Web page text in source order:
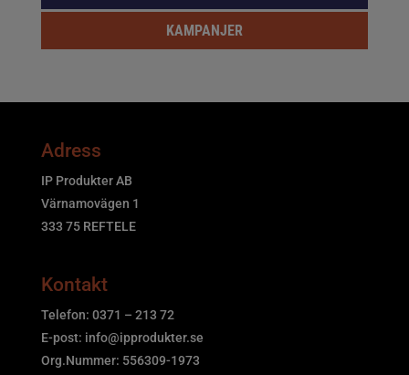
KAMPANJER
Adress
IP Produkter AB
Värnamovägen 1
333 75 REFTELE
Kontakt
Telefon: 0371 – 213 72
E-post: info@ipprodukter.se
Org.Nummer: 556309-1973